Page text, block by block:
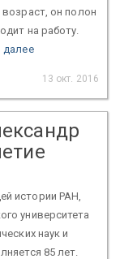
он полон
на работу.
далее
13 окт. 2016
истории РАН,
университета
наук и
85 лет.